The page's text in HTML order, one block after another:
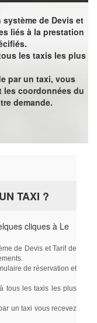
de Devis et
liés à la prestation
les taxis les plus
par un taxi, vous
les coordonnées du
demande.
TAXI ?
cliques à Le
de Devis et Tarif de
de réservation et
tous les taxis les plus
un taxi vous recevez